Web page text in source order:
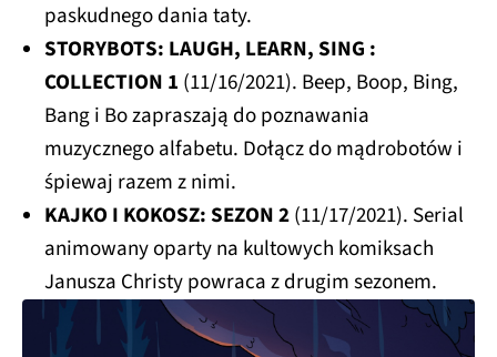
paskudnego dania taty.
STORYBOTS: LAUGH, LEARN, SING :
COLLECTION 1 (11/16/2021). Beep, Boop, Bing,
Bang i Bo zapraszają do poznawania
muzycznego alfabetu. Dołącz do mądrobotów i
śpiewaj razem z nimi.
KAJKO I KOKOSZ: SEZON 2(11/17/2021). Serial
animowany oparty na kultowych komiksach
Janusza Christy powraca z drugim sezonem.